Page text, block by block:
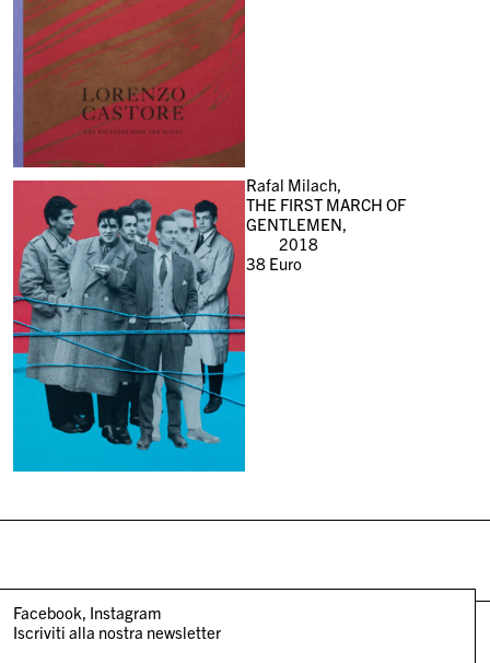
Rafal Milach,
THE FIRST MARCH OF
GENTLEMEN,
2018
38Euro
Facebook Instagram
Iscriviti alla nostra newsletter